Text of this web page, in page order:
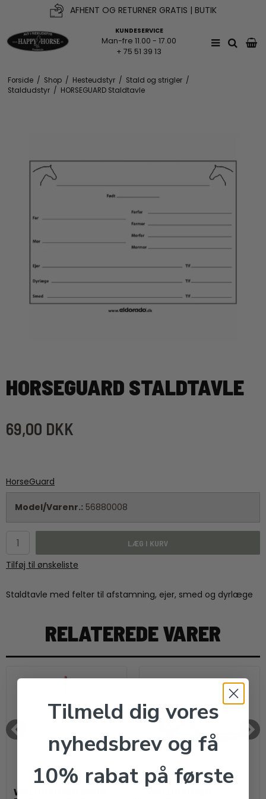
AFHENT OG RETURNER GRATIS | BUTIK
KUNDESERVICE
Man-fre 11.00 - 17.00
+ 75 51 39 13
Forside / Shop / Hesteudstyr / Stald og strigler /
Staldudstyr / HORSEGUARD Staldtavle
HORSEGUARD STALDTAVLE
69,00 DKK
HorseGuard
Model/Varenr.: 56880008
LÆG I KURV
Tilføj til ønskeliste
Staldtavle med felter til afstamning, ejer, smed og dyrlæge
RELATEREDE VARER
WALDHAUSEN Stald
Tilmeld dig vores
nyhedsbrev og få
10% rabat på første